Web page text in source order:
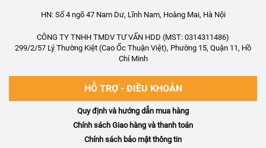
HN: Số 4 ngõ 47 Nam Dư, Lĩnh Nam, Hoàng Mai, Hà Nội
CÔNG TY TNHH TMDV TƯ VẤN HDD (MST: 0314311486)
299/2/57 Lý Thường Kiệt (Cao Ốc Thuận Việt), Phường 15, Quận 11, Hồ
Chí Minh
HỖ TRỢ - ĐIỀU KHOẢN
Quy định và hướng dẫn mua hàng
Chính sách Giao hàng và thanh toán
Chính sách bảo mật thông tin